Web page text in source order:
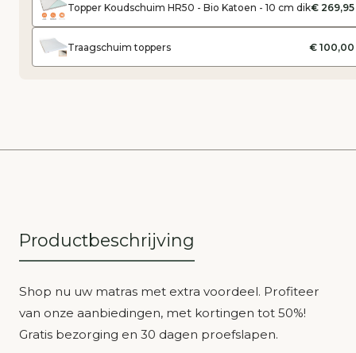
Topper Koudschuim HR50 - Bio Katoen - 10 cm dik€ 269,95
Traagschuim toppers € 100,00
Productbeschrijving
Shop nu uw matras met extra voordeel. Profiteer
van onze aanbiedingen, met kortingen tot 50%!
Gratis bezorging en 30 dagen proefslapen.